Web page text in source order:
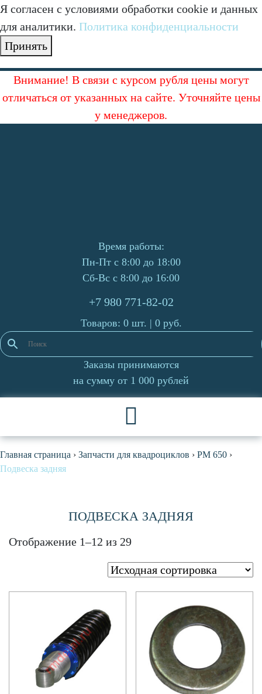
Я согласен с условиями обработки cookie и данных
для аналитики. Политика конфиденциальности
Принять
Внимание! В связи с курсом рубля цены могут
отличаться от указанных на сайте. Уточняйте цены
у менеджеров.
Время работы:
Пн-Пт с 8:00 до 18:00
Сб-Вс с 8:00 до 16:00
+7 980 771-82-02
Товаров: 0 шт. | 0руб.
Заказы принимаются
на сумму от 1 000 рублей
Главная страница › Запчасти для квадроциклов › РМ 650 ›
Подвеска задняя
ПОДВЕСКА ЗАДНЯЯ
Отображение 1–12 из 29